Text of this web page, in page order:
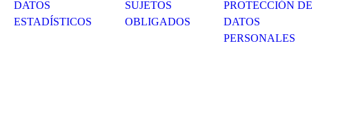
DATOS
ESTADÍSTICOS
SUJETOS
OBLIGADOS
PROTECCIÓN DE
DATOS
PERSONALES